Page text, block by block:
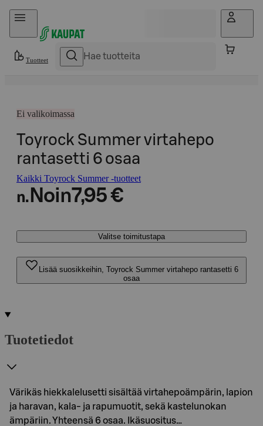
Hyppää sisältöön
Tuotteet
Ei valikoimassa
Toyrock Summer virtahepo
rantasetti 6 osaa
Kaikki Toyrock Summer -tuotteet
n. Noin7,95 €
Valitse toimitustapa
Lisää suosikkeihin, Toyrock Summer virtahepo rantasetti 6
osaa
Tuotetiedot
Värikäs hiekkalelusetti sisältää virtahepoämpärin, lapion
ja haravan, kala- ja rapumuotit, sekä kastelunokan
ämpäriin. Yhteensä 6 osaa. Ikäsuositus…